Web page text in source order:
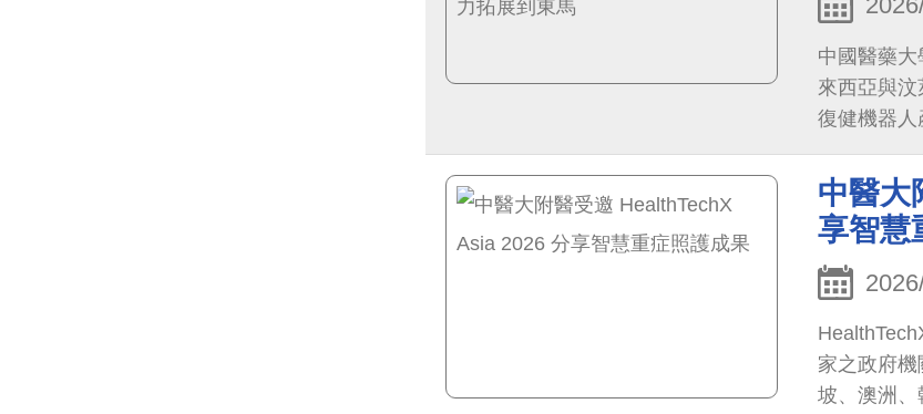
中國醫藥
來西亞與
復健機器
醫療體系
面，將臺灣
西亞砂拉越
嘯：肥胖治
醫療、智慧
作，更成
「以醫帶
中醫大
享智慧
家之政府
坡、澳洲